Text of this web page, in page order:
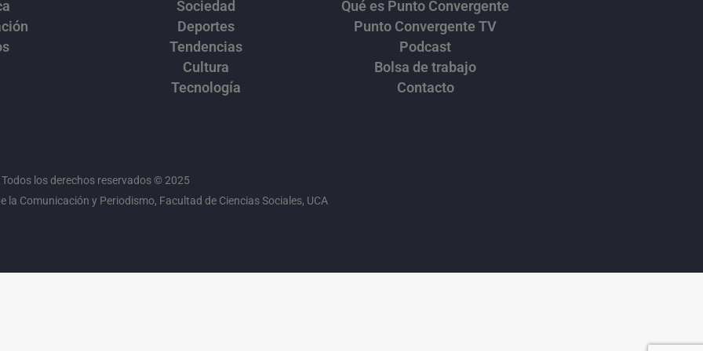
Sociedad
Deportes
Tendencias
Cultura
Tecnología
Qué es Punto Convergente
Punto Convergente TV
Podcast
Bolsa de trabajo
Contacto
Todos los derechos reservados © 2025
la Comunicación y Periodismo, Facultad de Ciencias Sociales, UCA